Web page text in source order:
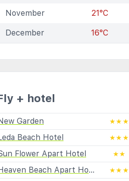
November 21°C
December 16°C
+ hotel
Garden ★★★
Beach Hotel
★★★
Flower Apart Hotel
★★
Heaven Beach Apart Hotel
★★★